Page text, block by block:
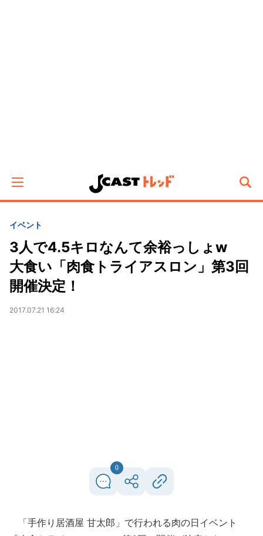
イベント
3人で4.5キロなんて余裕っしょw
大食い「肉食トライアスロン」第3回
開催決定！
2017.07.21 16:24
0
「手作り居酒屋 甘太郎」で行われる肉の日イベント